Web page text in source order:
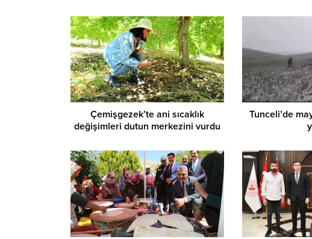
Çemişgezek’te ani sıcaklık
değişimleri dutun merkezini vurdu
Tunceli’de